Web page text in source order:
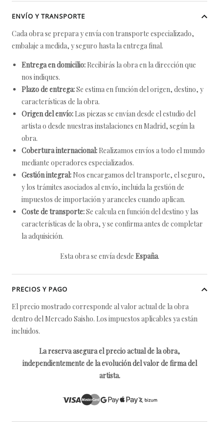
ENVÍO Y TRANSPORTE
Cada obra se prepara y envía con transporte especializado,
embalaje a medida, y seguro hasta la entrega final.
Entrega en domicilio: Recibirás la obra en la dirección que
nos indiques.
Plazo de entrega:Se estima en función del origen, destino, y
características de la obra.
Origen del envío: Las piezas se envían desde el estudio del
artista o desde nuestras instalaciones en Madrid, según la
obra.
Cobertura internacional: Realizamos envíos a todo el mundo
mediante operadores especializados.
Gestión integral: Nos encargamos del transporte, el seguro,
y los trámites asociados al envío, incluida la gestión de
impuestos de importación y aranceles cuando aplican.
Coste de transporte:Se calcula en función del destino y las
características de la obra, y se confirma antes de completar
la adquisición.
Esta obra se envía desde España.
PRECIOS Y PAGO
El precio mostrado corresponde al valor actual de la obra
dentro del Mercado Saisho. Los impuestos aplicables ya están
incluidos.
La reserva asegura el precio actual de la obra,
independientemente de la evolución del valor de firma del
artista.